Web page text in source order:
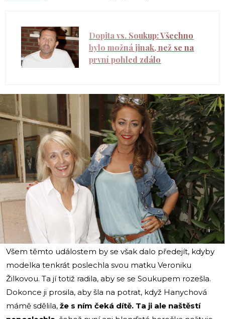
Dopita vs. Soukup: Všechno
bylo možná jinak, než se na
první pohled zdálo
i
Všem těmto událostem by se však dalo předejít, kdyby
modelka tenkrát poslechla svou matku Veroniku
Žilkovou. Ta jí totiž radila, aby se se Soukupem rozešla.
Dokonce ji prosila, aby šla na potrat, když Hanychová
mámě sdělila, že s ním čeká dítě. Ta ji ale naštěstí